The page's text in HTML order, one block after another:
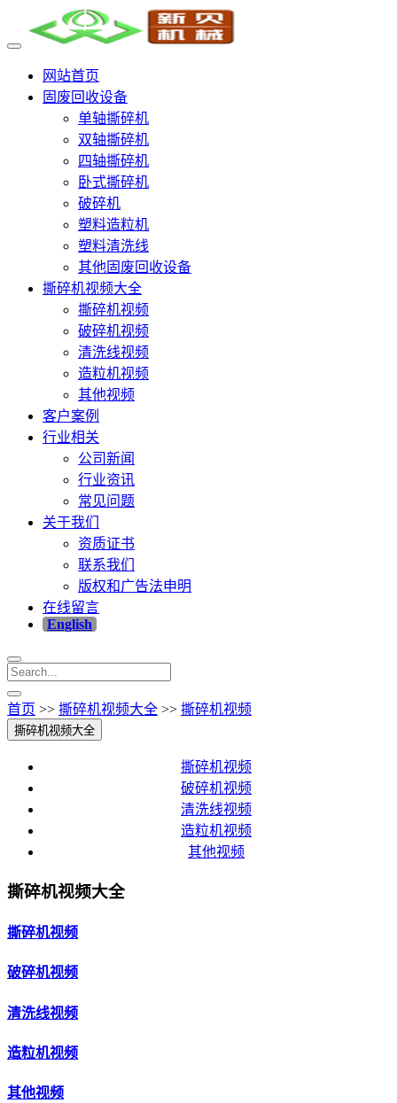
网站首页
固废回收设备
单轴撕碎机
双轴撕碎机
四轴撕碎机
卧式撕碎机
破碎机
塑料造粒机
塑料清洗线
其他固废回收设备
撕碎机视频大全
撕碎机视频
破碎机视频
清洗线视频
造粒机视频
其他视频
客户案例
行业相关
公司新闻
行业资讯
常见问题
关于我们
资质证书
联系我们
版权和广告法申明
在线留言
English
首页 >> 撕碎机视频大全 >> 撕碎机视频
撕碎机视频大全
撕碎机视频
破碎机视频
清洗线视频
造粒机视频
其他视频
撕碎机视频大全
撕碎机视频
破碎机视频
清洗线视频
造粒机视频
其他视频